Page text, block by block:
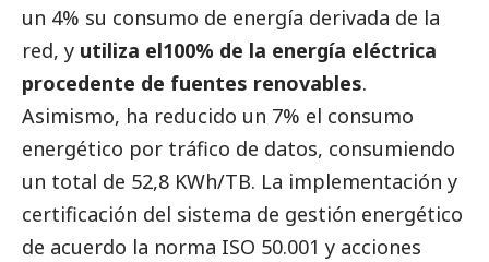
un 4% su consumo de energía derivada de la
red, y utiliza el100% de la energía eléctrica
procedente de fuentes renovables.
Asimismo, ha reducido un 7% el consumo
energético por tráfico de datos, consumiendo
un total de 52,8 KWh/TB. La implementación y
certificación del sistema de gestión energético
de acuerdo la norma ISO 50.001 y acciones